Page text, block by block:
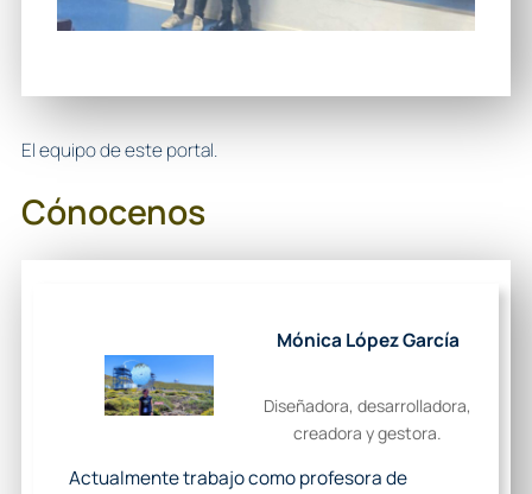
El equipo de este portal.
Cónocenos
Mónica López García
Diseñadora, desarrolladora,
creadora y gestora.
Actualmente trabajo como profesora de